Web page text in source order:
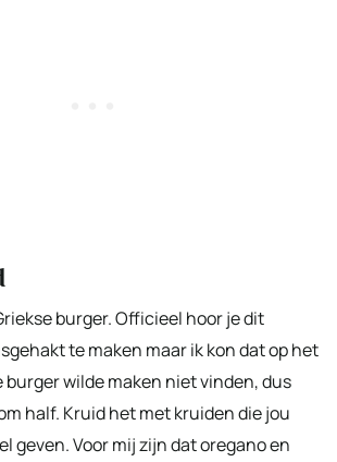
burger. Officieel hoor je dit
te maken maar ik kon dat op het
burger wilde maken niet vinden, dus
half. Kruid het met kruiden die jou
geven. Voor mij zijn dat oregano en